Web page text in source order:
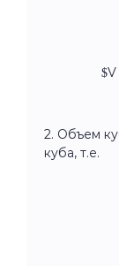
2. Объем
куба, т.е.